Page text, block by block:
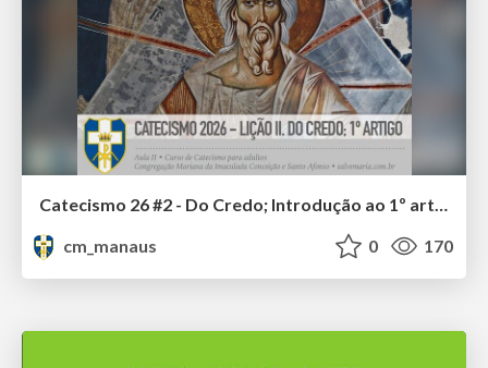
Catecismo 26 #2 - Do Credo; Introdução ao 1º artigo
cm_manaus
0 170